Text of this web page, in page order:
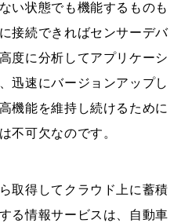
い状態でも機能するものも
接続できればセンサーデバ
度に分析してアプリケーシ
迅速にバージョンアップし
機能を維持し続けるために
不可欠なのです。
取得してクラウド上に蓄積
る情報サービスは、自動車